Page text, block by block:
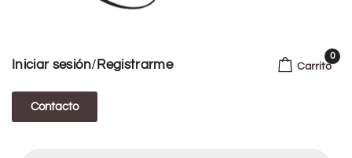
Iniciar sesión/ Registrarme
Contacto
Carrito
0